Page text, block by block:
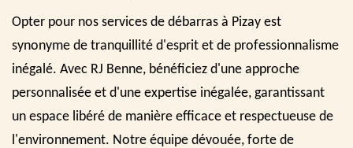
Opter pour nos services de débarras à Pizay est
synonyme de tranquillité d'esprit et de professionnalisme
inégalé. Avec RJ Benne, bénéficiez d'une approche
personnalisée et d'une expertise inégalée, garantissant
un espace libéré de manière efficace et respectueuse de
l'environnement. Notre équipe dévouée, forte de